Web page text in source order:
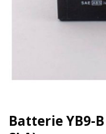
Batterie YB9-